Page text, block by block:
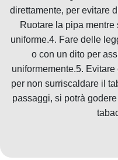
direttamente, per evitare
Ruotare la pipa
uniforme.4. Fare delle
o con un dito per
uniformemente.5.
per non surriscaldare il
passaggi, si potrà